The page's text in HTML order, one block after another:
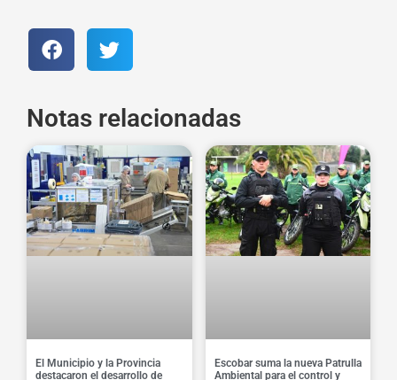
Notas relacionadas
El Municipio y la Provincia
destacaron el desarrollo de
Escobar suma la nueva Patrulla
Ambiental para el control y